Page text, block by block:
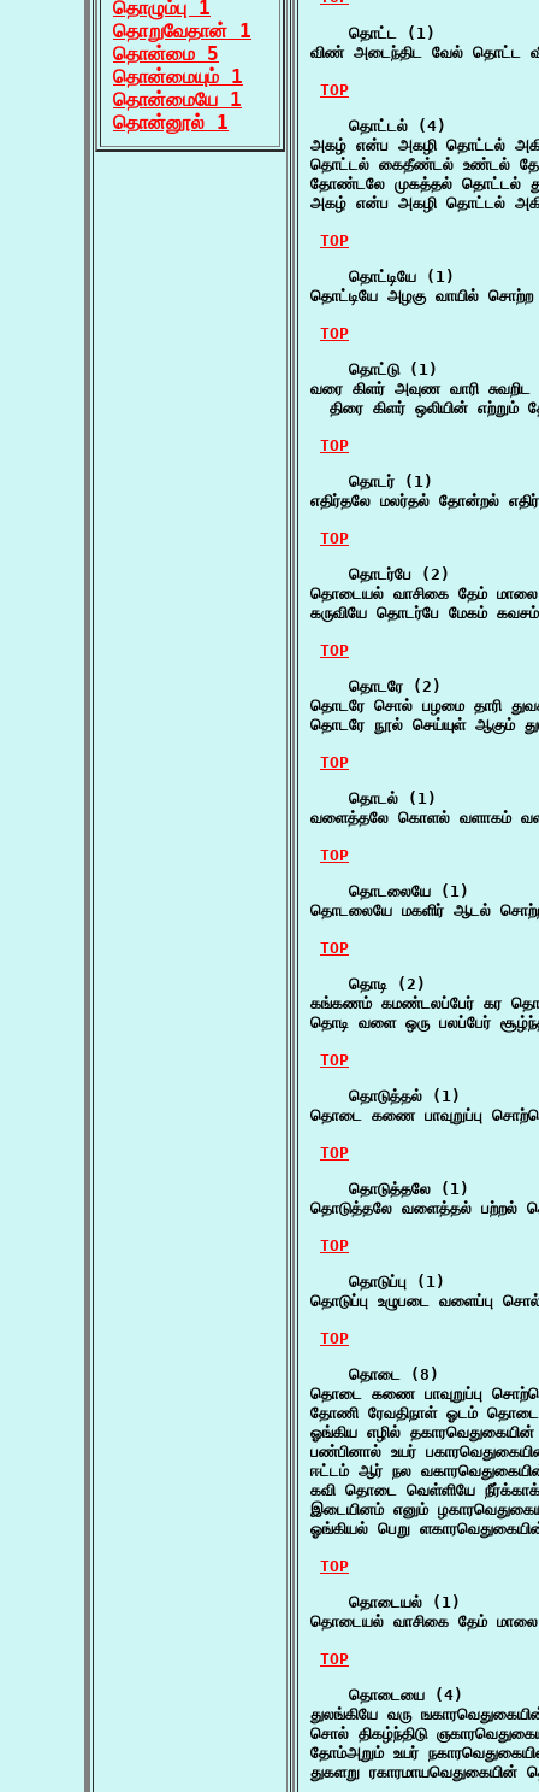
தொழும்பு 1
தொறுவேதான் 1
தொன்மை 5
தொன்மையும் 1
தொன்மையே 1
தொன்னூல் 1
    தொட்ட (1)
விண் அடைந்திட வேல் தொட்ட
TOP
    தொட்டல் (4)
அகழ் என்ப அகழி தொட்டல்
தொட்டல் கைதீண்டல் உண்டல்
தோண்டலே முகத்தல் தொட்டல்
அகழ் என்ப அகழி தொட்டல்
TOP
    தொட்டியே (1)
தொட்டியே அழகு வாயில்
TOP
    தொட்டு (1)
வரை கிளர் அவுண வாரி
திரை கிளர் ஒலியின்
TOP
    தொடர் (1)
எதிர்தலே மலர்தல் தோன்றல்
TOP
    தொடர்பே (2)
தொடையல் வாசிகை தேம்
கருவியே தொடர்பே மேகம்
TOP
    தொடரே (2)
தொடரே சொல் பழமை தாரி
தொடரே நூல் செய்யுள் ஆகும்
TOP
    தொடல் (1)
வளைத்தலே கொளல் வளாகம்
TOP
    தொடலையே (1)
தொடலையே மகளிர் ஆடல்
TOP
    தொடி (2)
கங்கணம் கமண்டலப்பேர் கர
தொடி வளை ஒரு பலப்பேர்
TOP
    தொடுத்தல் (1)
தொடை கணை பாவுறுப்பு
TOP
    தொடுத்தலே (1)
தொடுத்தலே வளைத்தல் பற்றல்
TOP
    தொடுப்பு (1)
தொடுப்பு உழுபடை வளைப்பு
TOP
    தொடை (8)
தொடை கணை பாவுறுப்பு
தோணி ரேவதிநாள் ஓடம் தொடை
ஓங்கிய எழில்
பண்பினால் உயர்
ஈட்டம் ஆர் நல
கவி தொடை வெள்ளியே
இடையினம் எனும்
ஓங்கியல் பெறு
TOP
    தொடையல் (1)
தொடையல் வாசிகை தேம்
TOP
    தொடையை (4)
துலங்கியே வரு
சொல் திகழ்ந்திடு
தோம்அறும் உயர்
துகளறு